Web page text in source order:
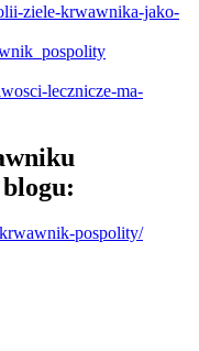
ziele-krwawnika-jako-
lecznicze-ma-
pospolity/